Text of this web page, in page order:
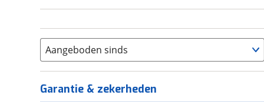
Aangeboden sinds
Garantie & zekerheden